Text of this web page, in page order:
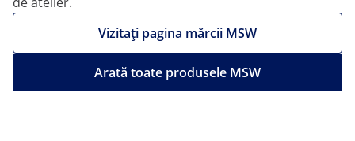
Vizitați pagina mărcii MSW
Arată toate produsele MSW